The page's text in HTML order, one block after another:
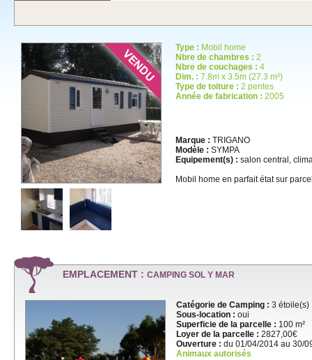
Type : Mobil home
Nbre de chambres : 2
Nbre de couchages : 4
Dim. : 7.8m x 3.5m (27.3 m²)
Type de toiture : 2 pentes
Année de fabrication : 2005
Marque : TRIGANO
Modèle : SYMPA
Equipement(s) : salon central,
Mobil home en parfait état sur
EMPLACEMENT : CAMPING SOL Y MAR
Catégorie de Camping : 3 étoile(s)
Sous-location : oui
Superficie de la parcelle : 100 m²
Loyer de la parcelle : 2827,00€
Ouverture : du 01/04/2014 au 30/
Animaux autorisés